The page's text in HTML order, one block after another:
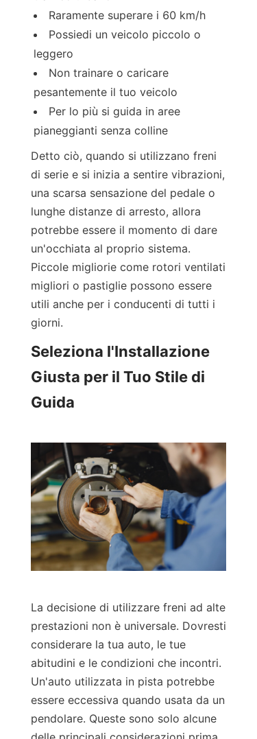
Raramente superare i 60 km/h
Possiedi un veicolo piccolo o
leggero
Non trainare o caricare
pesantemente il tuo veicolo
Per lo più si guida in aree
pianeggianti senza colline
Detto ciò, quando si utilizzano freni
di serie e si inizia a sentire vibrazioni,
una scarsa sensazione del pedale o
lunghe distanze di arresto, allora
potrebbe essere il momento di dare
un'occhiata al proprio sistema.
Piccole migliorie come rotori ventilati
migliori o pastiglie possono essere
utili anche per i conducenti di tutti i
giorni.
Seleziona l'Installazione
Giusta per il Tuo Stile di
Guida
La decisione di utilizzare freni ad alte
prestazioni non è universale. Dovresti
considerare la tua auto, le tue
abitudini e le condizioni che incontri.
Un'auto utilizzata in pista potrebbe
essere eccessiva quando usata da un
pendolare. Queste sono solo alcune